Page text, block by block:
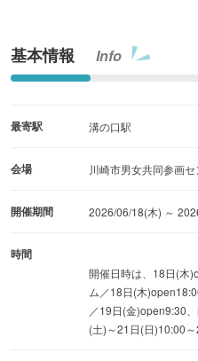
基本情報 Info
最寄駅 溝の口駅
会場 川崎市男女共同参画
開催期間 2026/06/18(木) ～
時間
開催日時は、18日(木
ム／18日(木
／19日(金)open9:30
(土)～21日(日)10:00